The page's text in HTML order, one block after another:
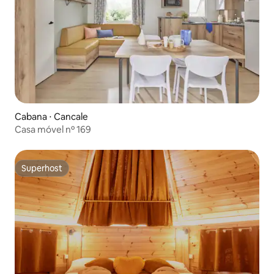
Cabana ⋅ Cancale
Casa móvel nº 169
Superhost
Superhost